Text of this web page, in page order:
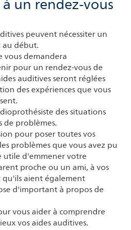
peuvent nécessiter un
au début.
vous demandera
pour un rendez-vous de
auditives seront réglées
des expériences que vous
des situations
de problèmes.
pour poser toutes vos
problèmes que vous avez pu
utile d'emmener votre
proche ou un ami, à vos
qu'ils aient également
d'important à propos de
vous aider à comprendre
vos aides auditives.